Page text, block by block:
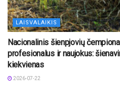
LAISVALAIKIS
Nacionalinis šienpjovių
profesionalus ir naujokus:
kiekvienas
2026-07-22